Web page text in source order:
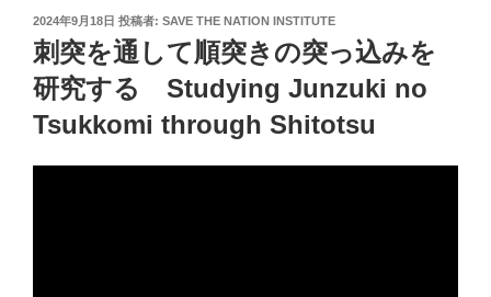
投
稿
日:
2024年9月18日 投稿者: SAVE THE NATION INSTITUTE
刺突を通して順突きの突っ込みを
研究する Studying Junzuki no
Tsukkomi through Shitotsu